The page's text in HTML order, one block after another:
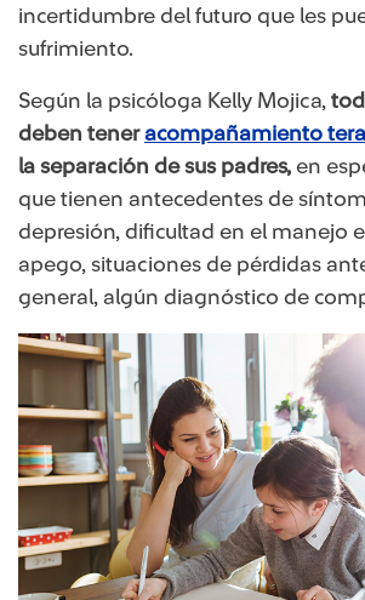
incertidumbre del futuro que les
sufrimiento.
Según la psicóloga Kelly Mojica,
deben teneracompañamiento
la separación de sus padres, en
que tienen antecedentes de
depresión, dificultad en el manejo
apego, situaciones de pérdidas
general, algún diagnóstico de